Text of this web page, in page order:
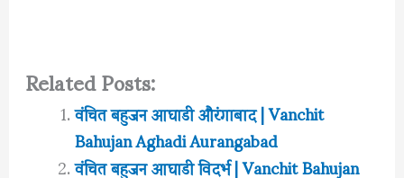
Related Posts:
वंचित बहुजन आघाडी औरंगाबाद | Vanchit
Bahujan Aghadi Aurangabad
वंचित बहुजन आघाडी विदर्भ | Vanchit Bahujan